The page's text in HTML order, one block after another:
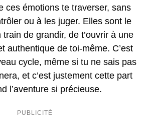
ces émotions te traverser, sans
ou à les juger. Elles sont le
de grandir, de t’ouvrir à une
authentique de toi-même. C’est
cycle, même si tu ne sais pas
et c’est justement cette part
l’aventure si précieuse.